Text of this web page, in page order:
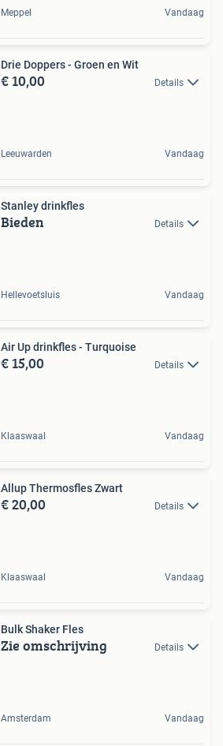
Meppel Vandaag
Drie Doppers - Groen en Wit
€ 10,00 Details
Leeuwarden Vandaag
Stanley drinkfles
Bieden Details
Hellevoetsluis Vandaag
Air Up drinkfles - Turquoise
€ 15,00 Details
Klaaswaal Vandaag
Allup Thermosfles Zwart
€ 20,00 Details
Klaaswaal Vandaag
Bulk Shaker Fles
Zie omschrijving Details
Amsterdam Vandaag